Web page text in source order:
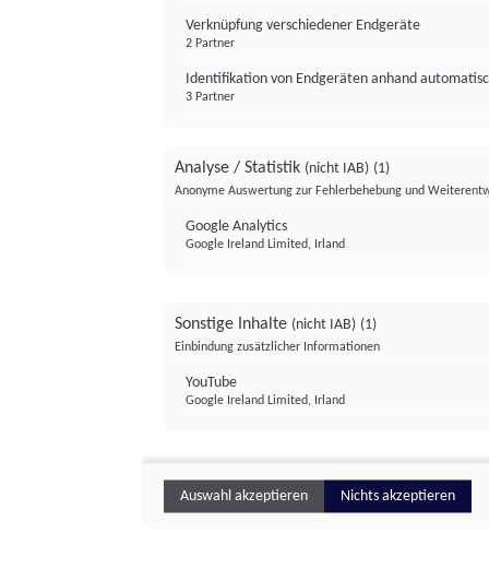
Verknüpfung verschiedener Endgeräte
2 Partner
Identifikation von Endgeräten anhand
3 Partner
Analyse / Statistik (nicht IAB) (1)
Anonyme Auswertung zur Fehlerbehebung und
Google Analytics
Google Ireland Limited, Irland
Sonstige Inhalte (nicht IAB) (1)
Einbindung zusätzlicher Informationen
YouTube
Google Ireland Limited, Irland
Auswahl akzeptieren Nichts akzeptieren